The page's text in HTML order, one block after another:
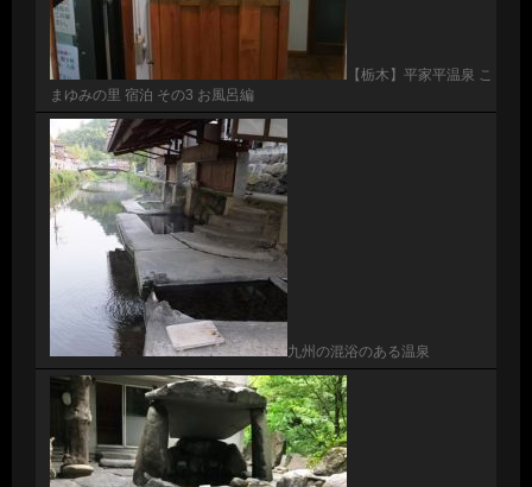
【栃木】平家平温泉 こ
まゆみの里 宿泊 その3 お風呂編
九州の混浴のある温泉